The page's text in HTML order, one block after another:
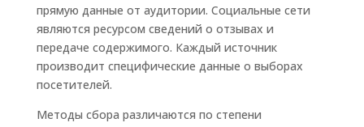
прямую данные от аудитории. Социальные сети
являются ресурсом сведений о отзывах и
передаче содержимого. Каждый источник
производит специфические данные о выборах
посетителей.
Методы сбора различаются по степени